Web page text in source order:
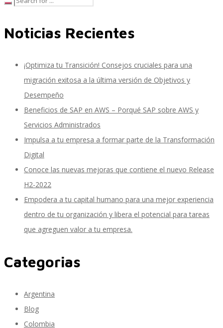
SAP Travel OnDemand
SAP Onpremise Servicios y Productos
Noticias Recientes
¡Optimiza tu Transición! Consejos cruciales para una
migración exitosa a la última versión de Objetivos y
Desempeño
Beneficios de SAP en AWS – Porqué SAP sobre AWS y
Servicios Administrados
Impulsa a tu empresa a formar parte de la Transformación
Digital
Conoce las nuevas mejoras que contiene el nuevo Release
H2-2022
Empodera a tu capital humano para una mejor experiencia
dentro de tu organización y libera el potencial para tareas
que agreguen valor a tu empresa.
Categorias
Argentina
Blog
Colombia